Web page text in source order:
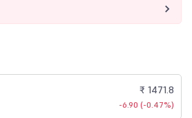
₹ 1471.8
-6.90 (-0.47%)